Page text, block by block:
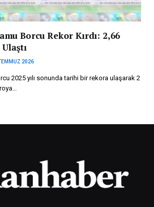
Borcu Rekor Kırdı: 2,66
2026
2025 yılı sonunda tarihi bir rekora ulaşarak 2